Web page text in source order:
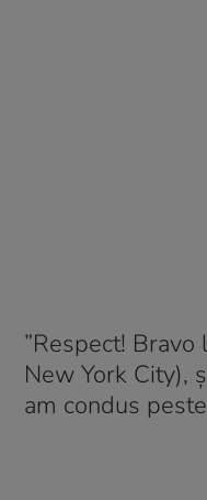
”Respect!
New York City),
am condus